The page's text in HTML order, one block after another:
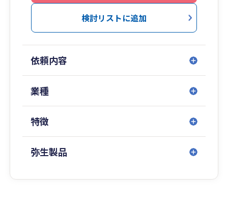
検討リストに追加
依頼内容
業種
特徴
弥生製品